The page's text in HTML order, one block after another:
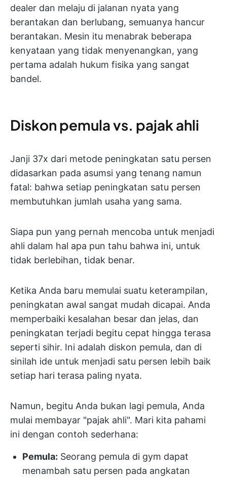
dealer dan melaju di jalanan nyata yang
berantakan dan berlubang, semuanya hancur
berantakan. Mesin itu menabrak beberapa
kenyataan yang tidak menyenangkan, yang
pertama adalah hukum fisika yang sangat
bandel.
Diskon pemula vs. pajak ahli
Janji 37x dari metode peningkatan satu persen
didasarkan pada asumsi yang tenang namun
fatal: bahwa setiap peningkatan satu persen
membutuhkan jumlah usaha yang sama.
Siapa pun yang pernah mencoba untuk menjadi
ahli dalam hal apa pun tahu bahwa ini, untuk
tidak berlebihan, tidak benar.
Ketika Anda baru memulai suatu keterampilan,
peningkatan awal sangat mudah dicapai. Anda
memperbaiki kesalahan besar dan jelas, dan
peningkatan terjadi begitu cepat hingga terasa
seperti sihir. Ini adalah diskon pemula, dan di
sinilah ide untuk menjadi satu persen lebih baik
setiap hari terasa paling nyata.
Namun, begitu Anda bukan lagi pemula, Anda
mulai membayar "pajak ahli". Mari kita pahami
ini dengan contoh sederhana:
Pemula: Seorang pemula di gym dapat
menambah satu persen pada angkatan